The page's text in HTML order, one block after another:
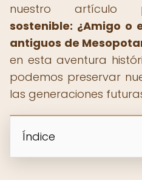
nuestro artículo
sostenible: ¿Amigo o
antiguos de
en esta aventura
podemos preservar
las generaciones
Índice